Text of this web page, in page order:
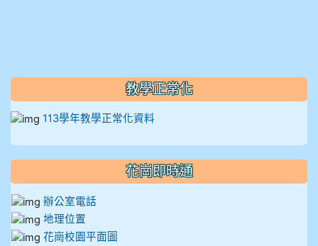
教學正常化
113學年教學正常化資料
花崗即時通
辦公室電話
地理位置
花崗校園平面圖